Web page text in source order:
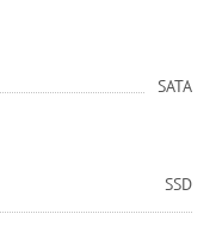
SATA
SSD